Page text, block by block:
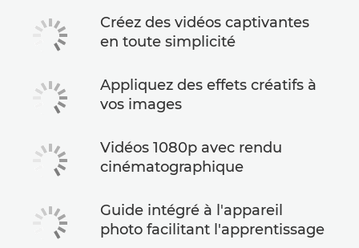
Créez des vidéos captivantes
en toute simplicité
Appliquez des effets créatifs à
vos images
Vidéos 1080p avec rendu
cinématographique
Guide intégré à l'appareil
photo facilitant l'apprentissage